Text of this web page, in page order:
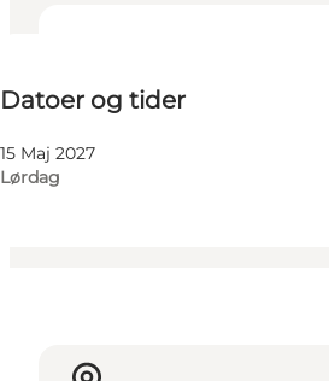
Datoer og tider
15 Maj 2027
Lørdag
Besøg hjemmeside
Venner, Min partner